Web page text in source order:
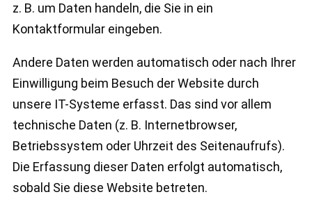
z. B. um Daten handeln, die Sie in ein
Kontaktformular eingeben.
Andere Daten werden automatisch oder nach Ihrer
Einwilligung beim Besuch der Website durch
unsere IT-Systeme erfasst. Das sind vor allem
technische Daten (z. B. Internetbrowser,
Betriebssystem oder Uhrzeit des Seitenaufrufs).
Die Erfassung dieser Daten erfolgt automatisch,
sobald Sie diese Website betreten.